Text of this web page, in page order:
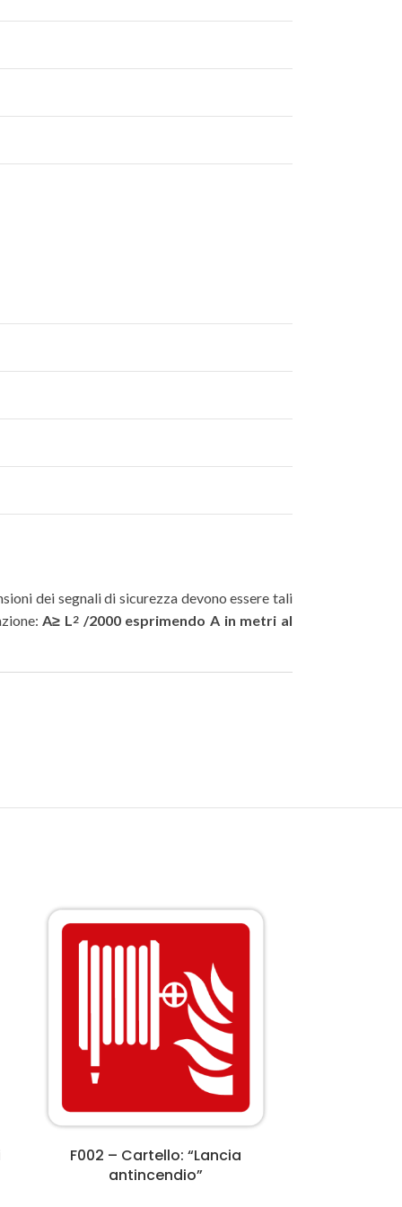
dei segnali di sicurezza devono essere tali
A≥ L2 /2000 esprimendo A in metri al
F002 – Cartello: “Lancia
antincendio”